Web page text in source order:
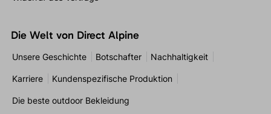
Die Welt von Direct Alpine
Unsere Geschichte Botschafter Nachhaltigkeit
Karriere Kundenspezifische Produktion
Die beste outdoor Bekleidung